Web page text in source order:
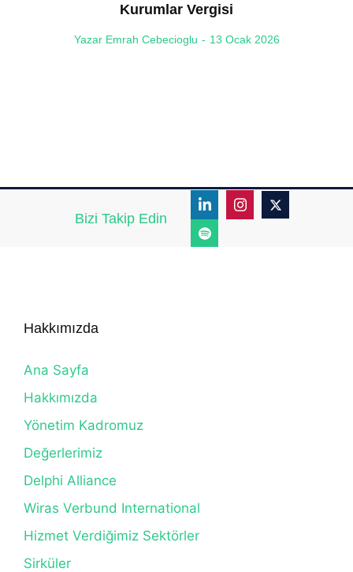
Kurumlar Vergisi
Yazar Emrah Cebecioglu 13 Ocak 2026
Bizi Takip Edin
Hakkımızda
Ana Sayfa
Hakkımızda
Yönetim Kadromuz
Değerlerimiz
Delphi Alliance
Wiras Verbund International
Hizmet Verdiğimiz Sektörler
Sirküler